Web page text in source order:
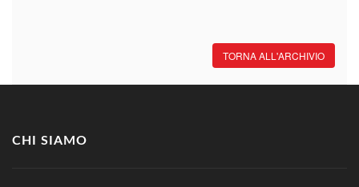
TORNA ALL'ARCHIVIO
CHI SIAMO